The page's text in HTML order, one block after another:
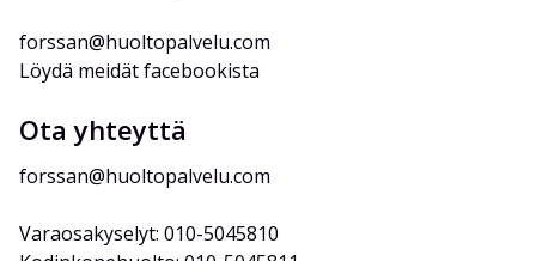
forssan@huoltopalvelu.com
Löydä meidät facebookista
Ota yhteyttä
forssan@huoltopalvelu.com
Varaosakyselyt: 010-5045810